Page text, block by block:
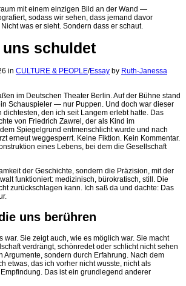
schuldet
in CULTURE & PEOPLE/Essay by Ruth-Janessa
im Deutschen Theater Berlin. Auf der Bühne stand
Schauspieler — nur Puppen. Und doch war dieser
den ich seit Langem erlebt hatte. Das
von Friedrich Zawrel, der als Kind im
Spiegelgrund entmenschlicht wurde und nach
erneut weggesperrt. Keine Fiktion. Kein Kommentar.
eines Lebens, bei dem die Gesellschaft
der Geschichte, sondern die Präzision, mit der
funktioniert: medizinisch, bürokratisch, still. Die
zurückschlagen kann. Ich saß da und dachte: Das
uns berühren
war. Sie zeigt auch, wie es möglich war. Sie macht
verdrängt, schönredet oder schlicht nicht sehen
Argumente, sondern durch Erfahrung. Nach dem
etwas, das ich vorher nicht wusste, nicht als
Das ist ein grundlegend anderer